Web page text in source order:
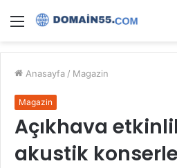
Menü
Anasayfa / Magazin
Magazin
Açıkhava
akustik